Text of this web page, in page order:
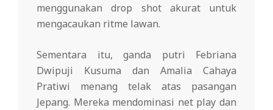
menggunakan drop shot akurat untuk
mengacaukan ritme lawan.
Sementara itu, ganda putri Febriana
Dwipuji Kusuma dan Amalia Cahaya
Pratiwi menang telak atas pasangan
Jepang. Mereka mendominasi net play dan